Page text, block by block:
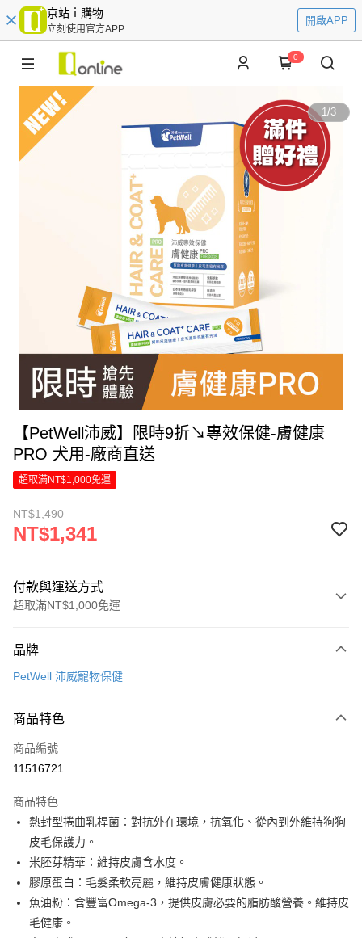
京站ｉ購物
立刻使用官方APP
開啟APP
0
1/3
【PetWell沛威】限時9折↘專效保健-膚健康
PRO 犬用-廠商直送
超取滿NT$1,000免運
NT$1,490
NT$1,341
付款與運送方式
超取滿NT$1,000免運
信用卡一次付款
Apple Pay
街口支付
Google Pay
全盈+PAY
大哥付你分期
相關說明
【大哥付你分期使用說明】
1.本服務由台灣大哥大提供，台灣大哥大用戶可立即使用無須另外申請。
2.付款方式選擇「大哥付你分期」，訂單成立後會自動跳轉到大哥付的交易
AFTEE先享後付
品牌
PetWell 沛威寵物保健
商品特色
商品編號
11516721
商品特色
熱封型捲曲乳桿菌：對抗外在環境，抗氧化、從內到外維持狗狗
皮毛保護力。
米胚芽精華：維持皮膚含水度。
膠原蛋白：毛髮柔軟亮麗，維持皮膚健康狀態。
魚油粉：含豐富Omega-3，提供皮膚必要的脂肪酸營養。維持皮
毛健康。